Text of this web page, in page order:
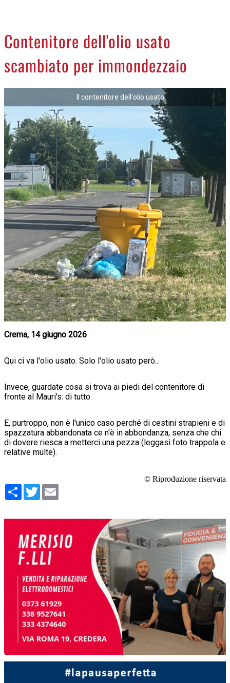
LA PIAZZA
ANIMALI
Contenitore dell'olio usato
scambiato per immondezzaio
Il contenitore dell'olio usato
Crema, 14 giugno 2026
Qui ci va l'olio usato. Solo l'olio usato però...
Invece, guardate cosa si trova ai piedi del contenitore di
fronte al Mauri's: di tutto.
E, purtroppo, non è l'unico caso perché di cestini strapieni e di
spazzatura abbandonata ce n'è in abbondanza, senza che chi
di dovere riesca a metterci una pezza (leggasi foto trappola e
relative multe).
© Riproduzione riservata
Condividi
Twitter